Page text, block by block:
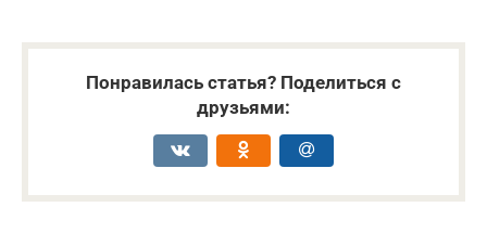
Понравилась статья? Поделиться с
друзьями: